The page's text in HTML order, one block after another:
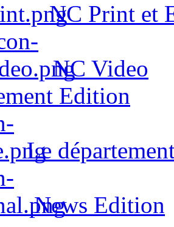
NC Print et
NC Video
Edition
Le
News Edition